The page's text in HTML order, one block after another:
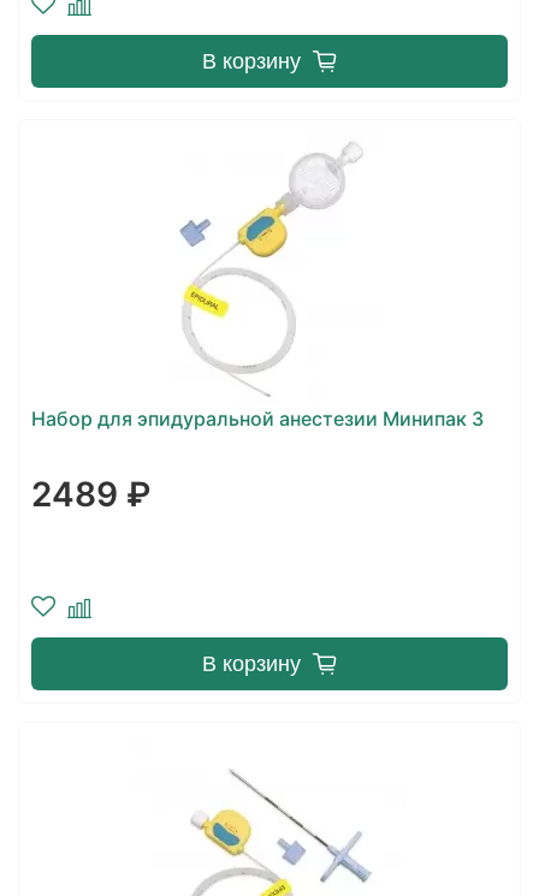
В корзину
Набор для эпидуральной анестезии Минипак 3
2489 ₽
В корзину